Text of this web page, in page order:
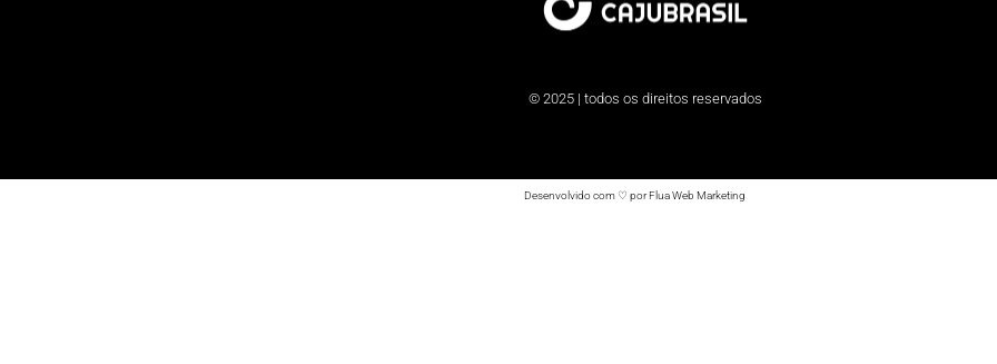
© 2025 | todos os direitos reservados
Desenvolvido com ♡ por Flua Web Marketing